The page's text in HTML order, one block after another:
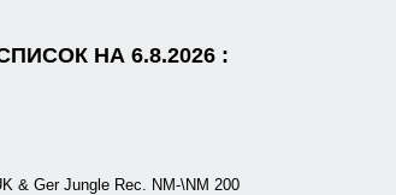
НА 6.8.2026 :
& Ger Jungle Rec. NM-\NM 200